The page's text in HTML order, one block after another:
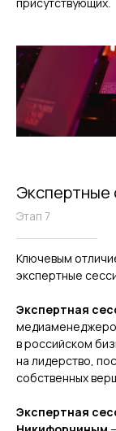
присутствующих.
Экспертные
Этап 7
Ключевым
экспертные
Экспертная
в российском
на лидерство,
собственных
Экспертная